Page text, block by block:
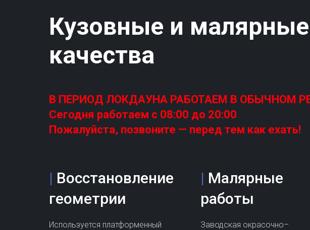
Кузовные и
качества
В ПЕРИОД ЛОКДАУНА РАБОТАЕМ В ОБЫЧНОМ
Сегодня работаем с 08:00 до 20:00
Пожалуйста, позвоните — перед тем как ехать!
| Восстановление
геометрии
Используется платформенный
| Малярные
работы
Заводская окрасочно–